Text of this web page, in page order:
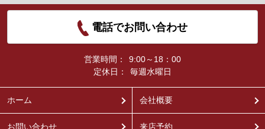
電話でお問い合わせ
営業時間：
9:00～18：00
定休日：
毎週水曜日
ホーム 会社概要
お問い合わせ 来店予約